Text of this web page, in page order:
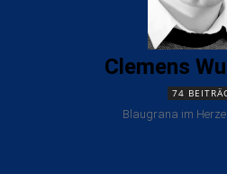
Clemens
74
Blaugrana im